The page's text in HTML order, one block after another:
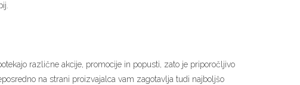
različne akcije, promocije in popusti, zato je priporočljivo
na strani proizvajalca vam zagotavlja tudi najboljšo